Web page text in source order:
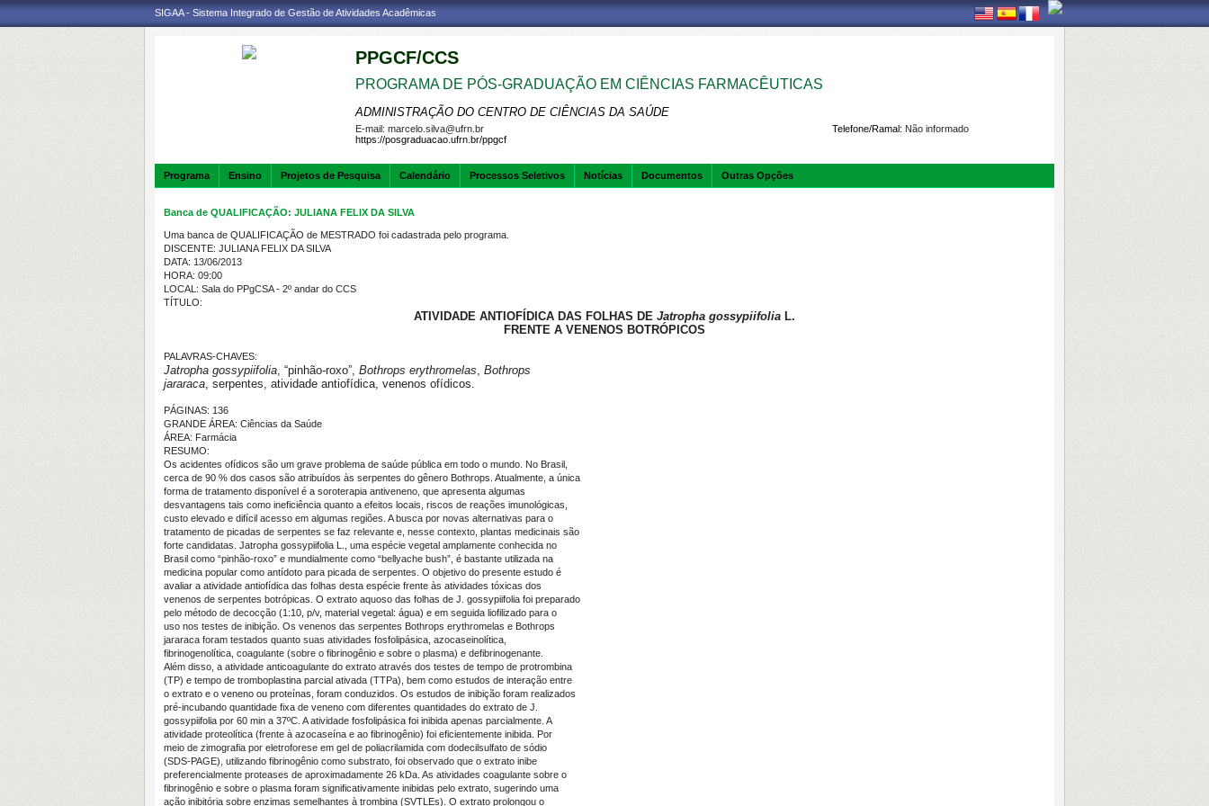
SIGAA - Sistema Integrado de Gestão de Atividades Acadêmicas
PPGCF/CCS
PROGRAMA DE PÓS-GRADUAÇÃO EM CIÊNCIAS FARMACÊUTICAS
ADMINISTRAÇÃO DO CENTRO DE CIÊNCIAS DA SAÚDE
Telefone/Ramal: Não informado
E-mail: marcelo.silva@ufrn.br
https://posgraduacao.ufrn.br/ppgcf
Programa Ensino Projetos de Pesquisa Calendário Processos Seletivos Notícias Documentos Outras Opções
Banca de QUALIFICAÇÃO: JULIANA FELIX DA SILVA
Uma banca de QUALIFICAÇÃO de MESTRADO foi cadastrada pelo programa.
DISCENTE: JULIANA FELIX DA SILVA
DATA: 13/06/2013
HORA: 09:00
LOCAL: Sala do PPgCSA - 2º andar do CCS
TÍTULO:
ATIVIDADE ANTIOFÍDICA DAS FOLHAS DE Jatropha gossypiifolia L.
FRENTE A VENENOS BOTRÓPICOS
PALAVRAS-CHAVES:
Jatropha gossypiifolia, “pinhão-roxo”, Bothrops erythromelas, Bothrops
jararaca, serpentes, atividade antiofídica, venenos ofídicos.
PÁGINAS: 136
GRANDE ÁREA: Ciências da Saúde
ÁREA: Farmácia
RESUMO:
Os acidentes ofídicos são um grave problema de saúde pública em todo o mundo. No Brasil,
cerca de 90 % dos casos são atribuídos às serpentes do gênero Bothrops. Atualmente, a única
forma de tratamento disponível é a soroterapia antiveneno, que apresenta algumas
desvantagens tais como ineficiência quanto a efeitos locais, riscos de reações imunológicas,
custo elevado e difícil acesso em algumas regiões. A busca por novas alternativas para o
tratamento de picadas de serpentes se faz relevante e, nesse contexto, plantas medicinais são
forte candidatas. Jatropha gossypiifolia L., uma espécie vegetal amplamente conhecida no
Brasil como “pinhão-roxo” e mundialmente como “bellyache bush”, é bastante utilizada na
medicina popular como antídoto para picada de serpentes. O objetivo do presente estudo é
avaliar a atividade antiofídica das folhas desta espécie frente às atividades tóxicas dos
venenos de serpentes botrópicas. O extrato aquoso das folhas de J. gossypiifolia foi preparado
pelo método de decocção (1:10, p/v, material vegetal: água) e em seguida liofilizado para o
uso nos testes de inibição. Os venenos das serpentes Bothrops erythromelas e Bothrops
jararaca foram testados quanto suas atividades fosfolipásica, azocaseinolítica,
fibrinogenolítica, coagulante (sobre o fibrinogênio e sobre o plasma) e defibrinogenante.
Além disso, a atividade anticoagulante do extrato através dos testes de tempo de protrombina
(TP) e tempo de tromboplastina parcial ativada (TTPa), bem como estudos de interação entre
o extrato e o veneno ou proteínas, foram conduzidos. Os estudos de inibição foram realizados
pré-incubando quantidade fixa de veneno com diferentes quantidades do extrato de J.
gossypiifolia por 60 min a 37ºC. A atividade fosfolipásica foi inibida apenas parcialmente. A
atividade proteolítica (frente à azocaseína e ao fibrinogênio) foi eficientemente inibida. Por
meio de zimografia por eletroforese em gel de poliacrilamida com dodecilsulfato de sódio
(SDS-PAGE), utilizando fibrinogênio como substrato, foi observado que o extrato inibe
preferencialmente proteases de aproximadamente 26 kDa. As atividades coagulante sobre o
fibrinogênio e sobre o plasma foram significativamente inibidas pelo extrato, sugerindo uma
ação inibitória sobre enzimas semelhantes à trombina (SVTLEs). O extrato prolongou o